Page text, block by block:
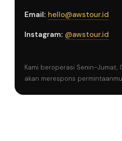
Email: hello@awstour.id
Instagram: @awstour.id
Kami beroperasi Senin–Jumat,
akan merespons